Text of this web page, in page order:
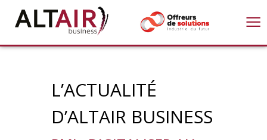
≡
L’ACTUALITÉ
D’ALTAIR BUSINESS